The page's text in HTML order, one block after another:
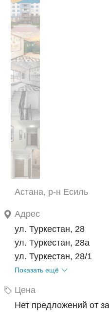
Астана, р-н Есиль
Адрес
ул. Туркестан, 28
ул. Туркестан, 28а
ул. Туркестан, 28/1
Показать ещё
Цена
Нет предложений от